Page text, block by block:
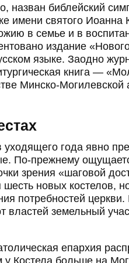
назван библейский
имени святого Иоанна
в семье и в
издание
языке. Заодно
книга —
Минско-Могилевской
уходящего года явно
По-прежнему
зрения «шаговой
шесть новых костелов,
потребностей
властей земельный
епархия